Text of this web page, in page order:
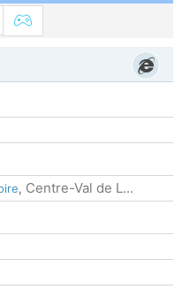
, Centre-Val de L...